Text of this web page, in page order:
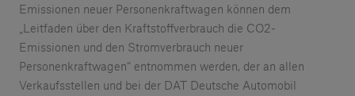
Emissionen neuer Personenkraftwagen können dem
„Leitfaden über den Kraftstoffverbrauch die CO2-
Emissionen und den Stromverbrauch neuer
Personenkraftwagen“ entnommen werden, der an allen
Verkaufsstellen und bei der DAT Deutsche Automobil